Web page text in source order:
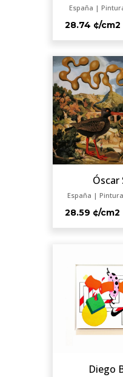
España |
28.74 ¢/cm2
Óscar
España |
28.59 ¢/cm2
Diego